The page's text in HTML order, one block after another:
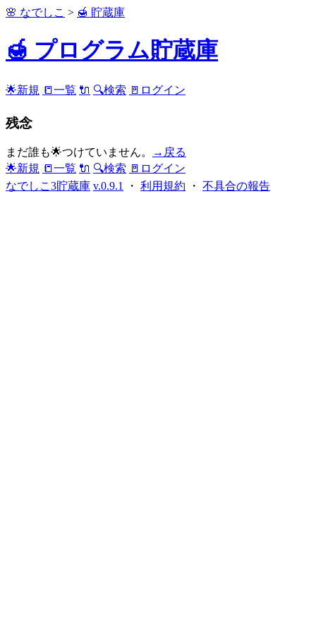
🌸 なでしこ > 🍯 貯蔵庫
🍯 プログラム貯蔵庫
🌟新規 📒一覧 🔌 🔍検索 🚪ログイン
残念
まだ誰も🌟つけていません。
→戻る
🌟新規 📒一覧 🔌 🔍検索 🚪ログイン
なでしこ3貯蔵庫 v.0.9.1 ・ 利用規約 ・ 不具合の報告